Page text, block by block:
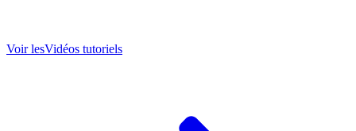
Voir lesVidéos tutoriels